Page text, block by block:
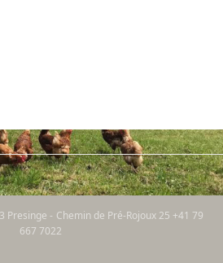
Presinge - Chemin de Pré-Rojoux 25 +41 79
667 7022